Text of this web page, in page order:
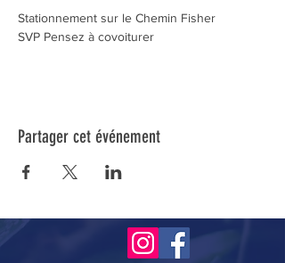
Stationnement sur le Chemin Fisher
SVP Pensez à covoiturer
Partager cet événement